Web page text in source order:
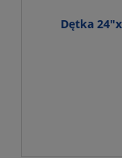
Dętka